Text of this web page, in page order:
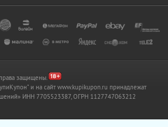
защищены.
и на сайт www.kupikupon.ru принадлежат
ИНН 7705523387, ОГРН 1127747063212